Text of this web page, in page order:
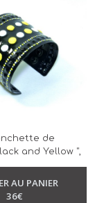
de
and Yellow ",
à la main
AU PANIER
36€